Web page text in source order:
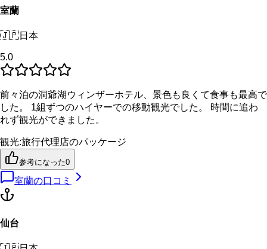
室蘭
🇯🇵日本
5.0
前々泊の洞爺湖ウィンザーホテル、景色も良くて食事も最高で
した。 1組ずつのハイヤーでの移動観光でした。 時間に追わ
れず観光ができました。
観光:旅行代理店のパッケージ
参考になった0
室蘭の口コミ
仙台